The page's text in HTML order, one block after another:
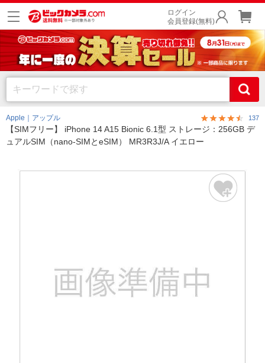
ログイン
会員登録(無料)
Apple｜アップル 137
【SIMフリー】 iPhone 14 A15 Bionic 6.1型 ストレージ：256GB デ
ュアルSIM（nano-SIMとeSIM） MR3R3J/A イエロー